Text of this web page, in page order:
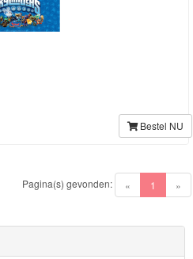
Bestel NU
« 1 (current)
»
Pagina(s) gevonden: